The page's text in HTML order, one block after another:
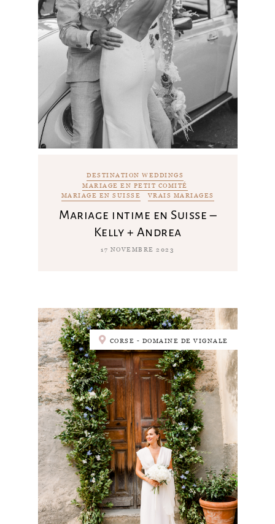
DESTINATION WEDDINGS
MARIAGE EN PETIT COMITÉ
MARIAGE EN SUISSE
VRAIS MARIAGES
Mariage intime en Suisse –
Kelly + Andrea
17 NOVEMBRE 2023
CORSE - DOMAINE DE VIGNALE